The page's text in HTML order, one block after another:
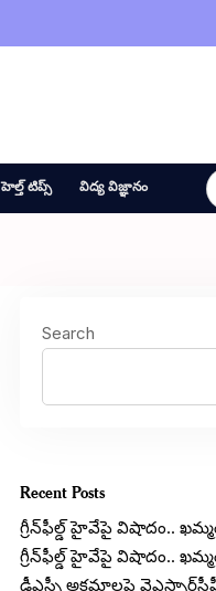
హెల్త్ టిప్స్ విద్య విజ్ఞానం
Search
Recent Posts
గ్రీన్‌ఫీల్డ్ హైవేపై విషాదం..
గ్రీన్‌ఫీల్డ్ హైవేపై విషాదం..
డీఎస్సీ అక్రమాలపై